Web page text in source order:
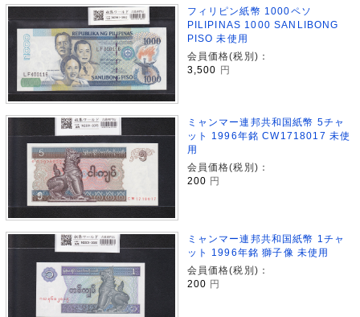
フィリピン紙幣 1000ペソ
PILIPINAS 1000 SANLIBONG
PISO 未使用
会員価格(税別)：
3,500
円
ミャンマー連邦共和国紙幣 5チャ
ット 1996年銘 CW1718017 未使
用
会員価格(税別)：
200 円
ミャンマー連邦共和国紙幣 1チャ
ット 1996年銘 獅子像 未使用
会員価格(税別)：
200 円